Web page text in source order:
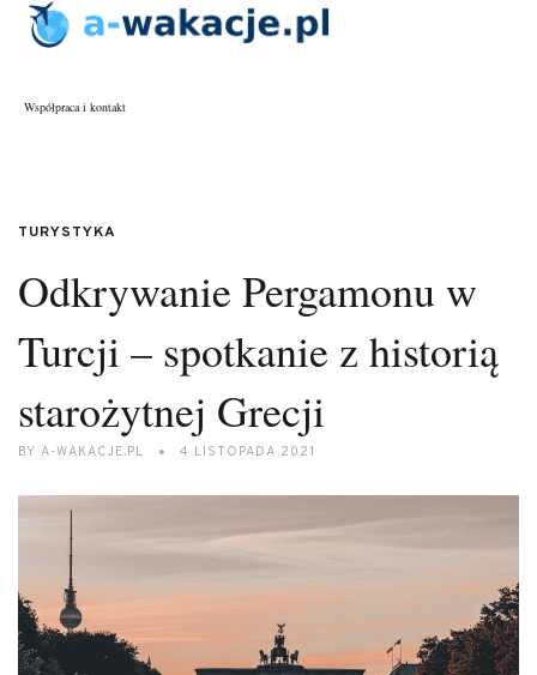
Współpraca i kontakt
TURYSTYKA
Odkrywanie Pergamonu w
Turcji – spotkanie z historią
starożytnej Grecji
BY A-WAKACJE.PL 4 LISTOPADA 2021